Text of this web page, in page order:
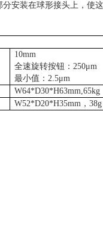
安装在球形接头上，使
10mm
全速旋转按钮：250μm
最小值：2.5μm
W64*D30*H63mm,65kg
W52*D20*H35mm，38g